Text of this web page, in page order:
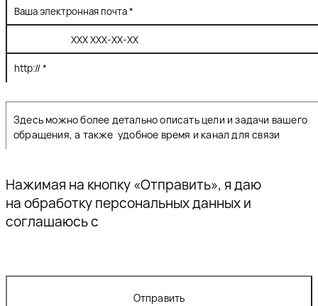
Нажимая на кнопку «Отправить», я даю
на обработку персональных данных и
соглашаюсь с
Отправить